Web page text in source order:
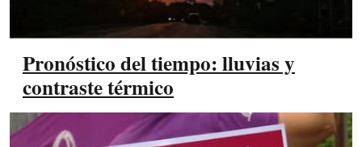
Pronóstico del tiempo: lluvias y
contraste térmico